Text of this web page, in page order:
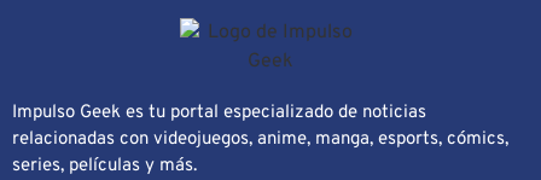
Impulso Geek es tu portal especializado de noticias
relacionadas con videojuegos, anime, manga, esports, cómics,
series, películas y más.